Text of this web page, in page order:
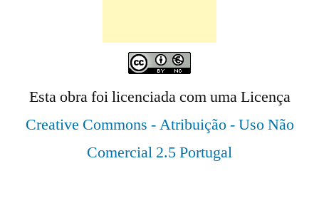
Esta obra foi licenciada com uma Licença
Creative Commons - Atribuição - Uso Não
Comercial 2.5 Portugal